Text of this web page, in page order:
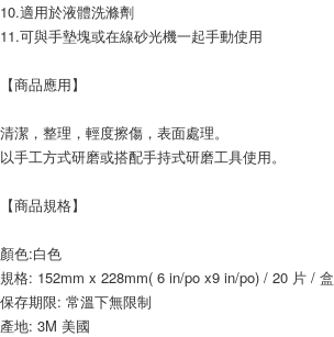
10.適用於液體洗滌劑
11.可與手墊塊或在線砂光機一起手動使用
【商品應用】
清潔，整理，輕度擦傷，表面處理。
以手工方式研磨或搭配手持式研磨工具使用。
【商品規格】
顏色:白色
規格: 152mm x 228mm( 6 in/po x9 in/po) / 20 片 / 盒
保存期限: 常溫下無限制
產地: 3M 美國